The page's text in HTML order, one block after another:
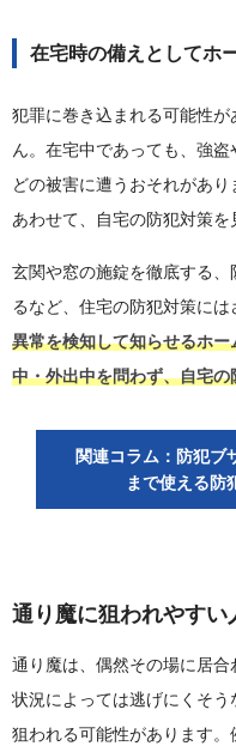
在宅時の備えとしてホ
犯罪に巻き込まれる可能性
ん。在宅中であっても、強
どの被害に遭うおそれがあ
あわせて、自宅の防犯対策を
玄関や窓の施錠を徹底する
るなど、住宅の防犯対策には
異常を検知して知らせるホ
中・外出中を問わず、自宅
関連コラム：防犯ブ
まで使える防
通り魔に狙われやすい
通り魔は、偶然その場に居合
状況によっては逃げにくそ
狙われる可能性があります